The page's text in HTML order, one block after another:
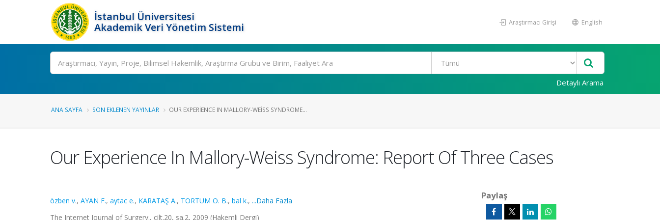
İstanbul Üniversitesi
Akademik Veri Yönetim Sistemi
Araştırmacı Girişi English
Ara
Detaylı Arama
ANA SAYFA SON EKLENEN YAYINLAR OUR EXPERIENCE IN MALLORY-WEISS SYNDROME...
Our Experience In Mallory-Weiss Syndrome: Report Of Three Cases
özben v., AYAN F., aytac e., KARATAŞ A., TORTUM O. B., bal k., ...Daha Fazla
The Internet Journal of Surgery., cilt.20, sa.2, 2009 (Hakemli Dergi)
Paylaş